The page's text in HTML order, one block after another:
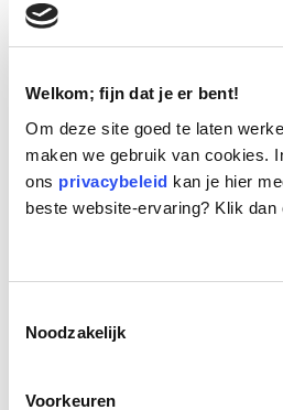
Welkom; fijn dat je er bent!
Om deze site goed te laten
maken we gebruik van cookies.
ons privacybeleid kan je hier
beste website-ervaring? Klik dan
Noodzakelijk
Voorkeuren
Leeftijd: 14
Ras/type: Boerenfox
Geslacht: Teef
Reden opvang: Overlijden
Geplaatst
Volgens degene die haar bracht, zou